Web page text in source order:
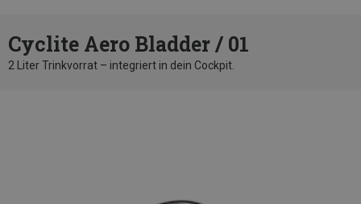
Cyclite Aero Bladder / 01
2 Liter Trinkvorrat – integriert in dein Cockpit.